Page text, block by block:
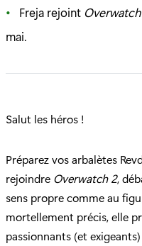
Freja rejoint
mai.
Salut les héros !
Préparez vos arbalètes
rejoindre Overwatch 2,
sens propre comme au
mortellement précis, elle
passionnants (et